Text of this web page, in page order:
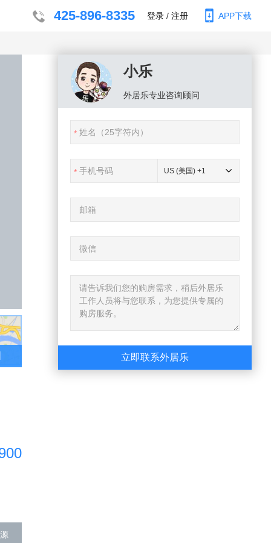
425-896-8335 登录 / 注册 APP下载
小乐
外居乐专业咨询顾问
US (美国) +1
立即联系外居乐